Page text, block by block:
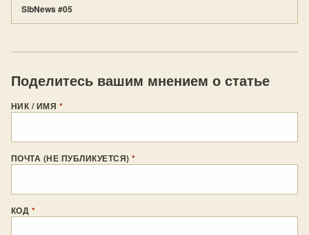
SibNews #05
Поделитесь вашим мнением о статье
НИК / ИМЯ *
ПОЧТА (НЕ ПУБЛИКУЕТСЯ)*
КОД *